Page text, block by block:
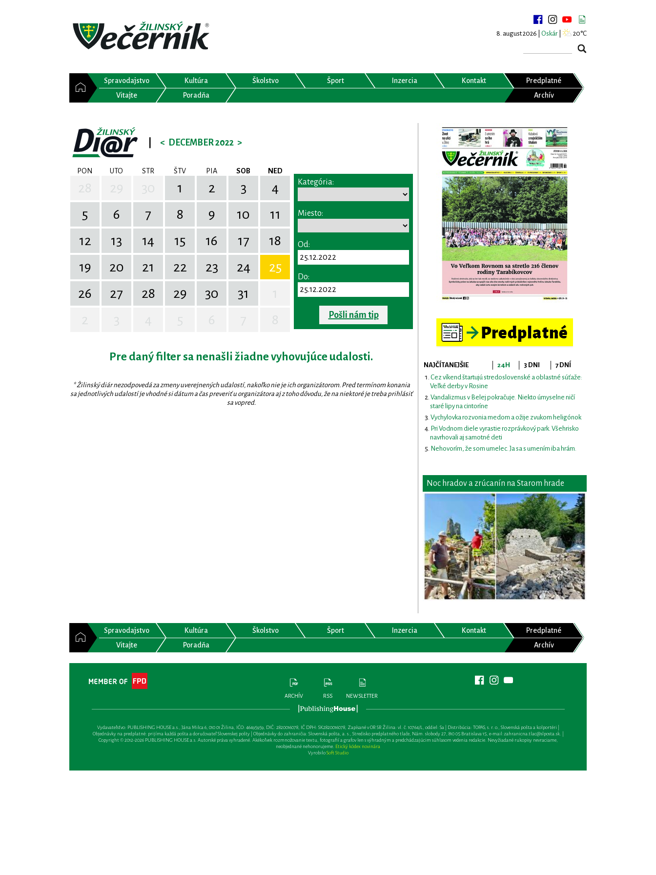
8. august 2026 | Oskár 20°C
Spravodajstvo Kultúra Školstvo Šport Inzercia Kontakt
Predplatné
Vitajte
Poradňa Archív
< DECEMBER 2022 >
PON UTO STR ŠTV PIA SOB NED
1 2 3
4
5
6 7 8 9 10
11
12
13 14 15 16 17
18
19
20 21 22 23 24
25
26
27 28 29 30 31
Kategória:
Miesto:
Od:
Do:
Pošli nám tip
Pre daný filter sa nenašli žiadne vyhovujúce udalosti.
* Žilinský diár nezodpovedá za zmeny uverejnených udalostí, nakoľko nie je ich organizátorom. Pred termínom konania
sa jednotlivých udalostí je vhodné si dátum a čas preveriť u organizátora aj z toho dôvodu, že na niektoré je treba prihlásiť
sa vopred.
NAJČÍTANEJŠIE 24H 3 DNI
7 DNÍ
Cez víkend štartujú stredoslovenské a oblastné súťaže:
Veľké derby v Rosine
Vandalizmus v Belej pokračuje. Niekto úmyselne ničí
staré lipy na cintoríne
Vychylovka rozvonia medom a ožije zvukom heligónok
Pri Vodnom diele vyrastie rozprávkový park. Všehrisko
navrhovali aj samotné deti
Nehovorím, že som umelec. Ja sa s umením iba hrám.
Noc hradov a zrúcanín na Starom hrade
Spravodajstvo Kultúra Školstvo Šport Inzercia Kontakt
Predplatné
Vitajte
Poradňa Archív
ARCHÍV RSS NEWSLETTER
Vydavateľsťvo: PUBLISHING HOUSE a.s., Jána Milca 6, 010 01 Žilina, IČO: 46495959, DIČ: 2820016078, IČ DPH: SK2820016078, Zapísané v OR SR Žilina: vl. č. 10764/L, oddiel: Sa | Distribúcia: TOPAS, s. r. o., Slovenská pošta a kolportéri |
Objednávky na predplatné: prijíma každá pošta a doručovateľ Slovenskej pošty | Objednávky do zahraničia: Slovenská pošta, a. s., Stredisko predplatného tlače, Nám. slobody 27, 810 05 Bratislava 15, e-mail:zahranicna.tlac@slposta.sk. |
Copyright © 2012-2026 PUBLISHING HOUSE a.s. Autorské práva vyhradené. Akékoľvek rozmnožovanie textu, fotografií a grafov len s výhradným a predchádzajúcim súhlasom vedenia redakcie. Nevyžiadané rukopisy nevraciame,
neobjednané nehonorujeme. Etický kódex novinára
VyrobiloSoft Studio